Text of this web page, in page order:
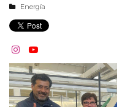
Energía
 